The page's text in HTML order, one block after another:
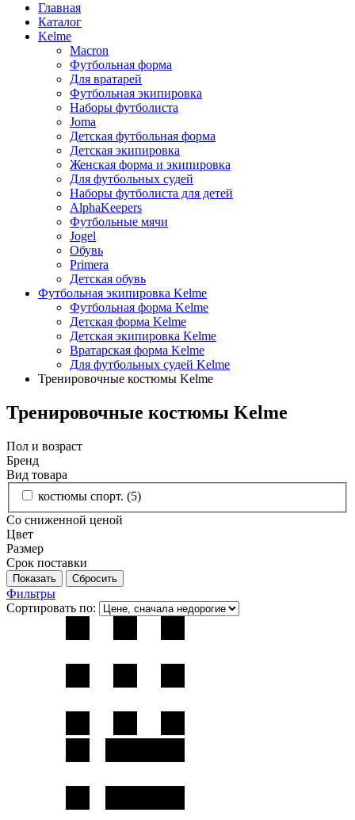
Главная
Каталог
Kelme
Macron
Футбольная форма
Для вратарей
Футбольная экипировка
Наборы футболиста
Joma
Детская футбольная форма
Детская экипировка
Женская форма и экипировка
Для футбольных судей
Наборы футболиста для детей
AlphaKeepers
Футбольные мячи
Jogel
Обувь
Primera
Детская обувь
Футбольная экипировка Kelme
Футбольная форма Kelme
Детская форма Kelme
Детская экипировка Kelme
Вратарская форма Kelme
Для футбольных судей Kelme
Тренировочные костюмы Kelme
Тренировочные костюмы Kelme
Пол и возраст
Бренд
Вид товара
костюмы спорт. (5)
Со сниженной ценой
Цвет
Размер
Срок поставки
Фильтры
Сортировать по: